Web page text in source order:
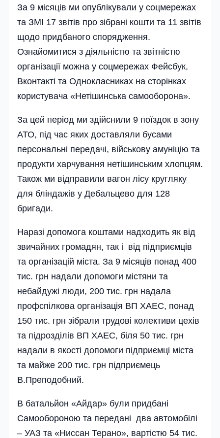
За 9 місяців ми опублікували у соцмережах
та ЗМІ 17 звітів про зібрані кошти та 11 звітів
щодо при­дбаного спорядження.
Ознайомитися з діяльністю та звітністю
орга­нізації можна у соцмережах Фейсбук,
Вконтакті та Одноклас­никах на сторінках
користувача «Нетішин­ська самооборона».
За цей період ми здійснили 9 поїздок в зону
АТО, під час яких доставляли бусами
персональні передачі, військову амуніцію та
продукти харчування нетішинським хлопцям.
Також ми відправили вагон лісу кругляку
для бліндажів у Дебальцево для 128
бригади.
Наразі допомога коштами надходить як від
звичайних громадян, так і від підприємців
та організацій міста. За 9 місяців понад 400
тис. грн надали допомоги містяни та
небайдужі люди, 200 тис. грн надала
профспілкова організація ВП ХАЕС, понад
150 тис. грн зібрали трудові колективи цехів
та під­роз­ділів ВП ХАЕС, біля 50 тис. грн
надали в якості допомоги під­приємці міста
та майже 200 тис. грн підприємець
В.Преподобний.
В батальйон «Айдар» були при­дбані
Самообороною та передані два автомобілі
– УАЗ та «Ниссан Терано», вартістю 54 тис.